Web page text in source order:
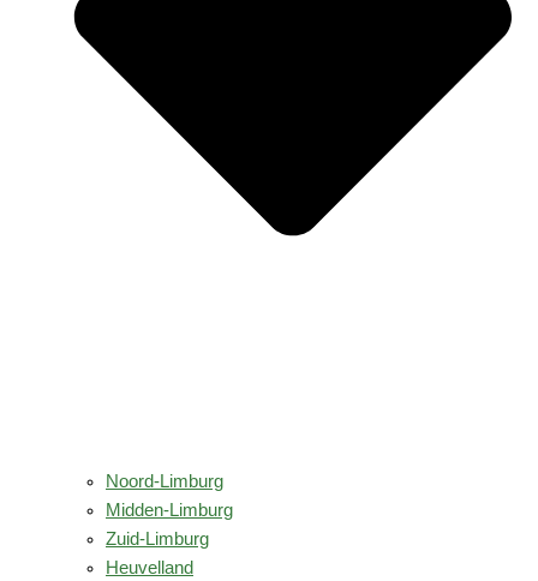
Noord-Limburg
Midden-Limburg
Zuid-Limburg
Heuvelland